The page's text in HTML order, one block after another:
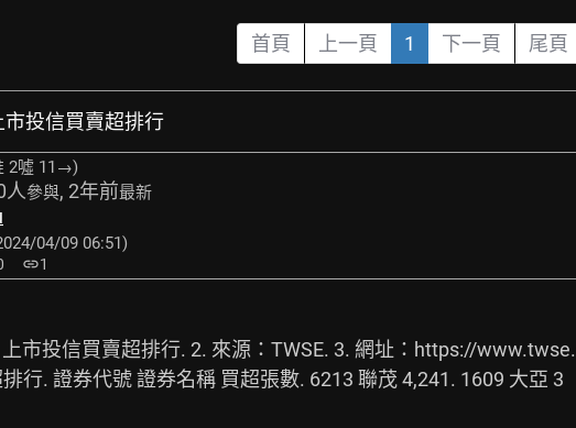
首頁 上一頁 1 下一頁 尾頁
市投信買賣超排行
2噓 11→)
人參與, 2年前最新
04/09 06:51)
link1
市投信買賣超排行. 2. 來源：TWSE. 3. 網址： https://
行. 證券代號 證券名稱 買超張數. 6213 聯茂 4,241. 1609 大亞 3